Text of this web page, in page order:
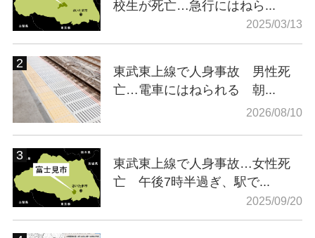
校生が死亡…急行にはねら...
2025/03/13
東武東上線で人身事故 男性死
亡…電車にはねられる 朝...
2026/08/10
東武東上線で人身事故…女性死
亡 午後7時半過ぎ、駅で...
2025/09/20